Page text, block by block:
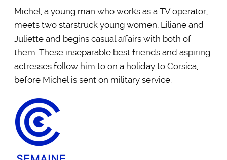
Michel, a young man who works as a TV operator,
meets two starstruck young women, Liliane and
Juliette and begins casual affairs with both of
them. These inseparable best friends and aspiring
actresses follow him to on a holiday to Corsica,
before Michel is sent on military service.